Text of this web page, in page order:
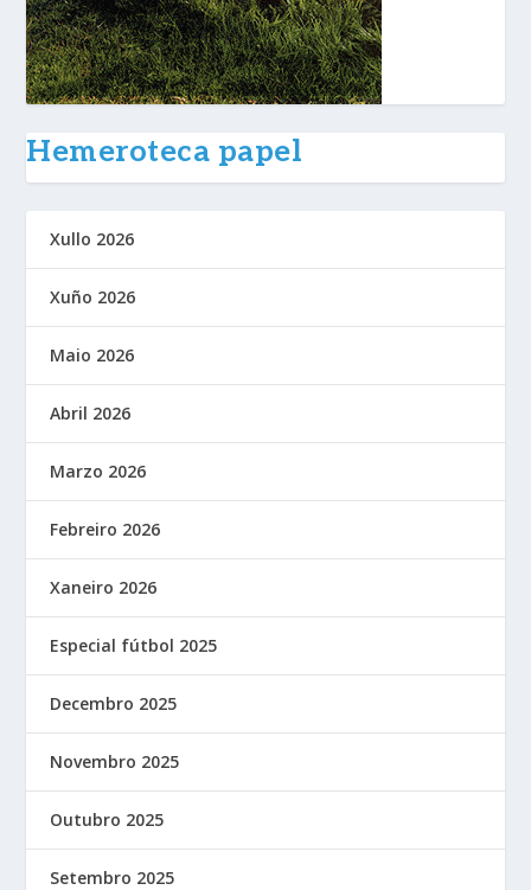
Hemeroteca papel
Xullo 2026
Xuño 2026
Maio 2026
Abril 2026
Marzo 2026
Febreiro 2026
Xaneiro 2026
Especial fútbol 2025
Decembro 2025
Novembro 2025
Outubro 2025
Setembro 2025